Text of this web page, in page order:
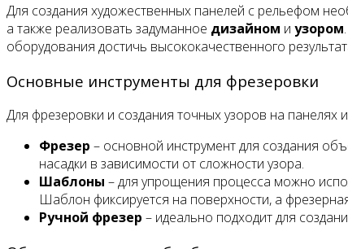
Для создания художественных панелей с рельефом
а также реализовать задуманное дизайном и узором
оборудования достичь высококачественного
Основные инструменты для фрезеровки
Для фрезеровки и создания точных узоров на панелях
Фрезер – основной инструмент для создания
насадки в зависимости от сложности узора.
Шаблоны – для упрощения процесса можно
Шаблон фиксируется на поверхности, а
Ручной фрезер – идеально подходит для